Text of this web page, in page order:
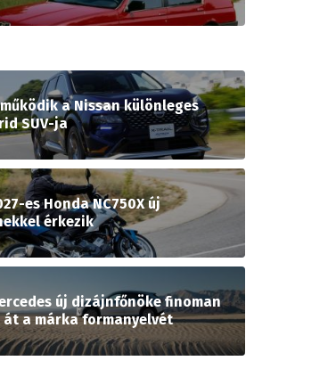
a Nissan különleges
SUV-ja
es Honda NC750X új
érkezik
új dizájnfőnöke finoman
a márka formanyelvét